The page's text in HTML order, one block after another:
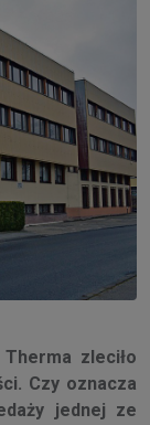
zleciło
Czy oznacza
jednej ze